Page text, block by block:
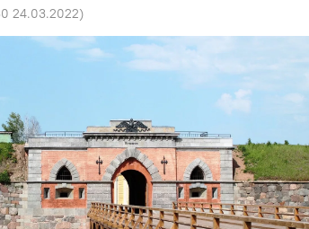
24.03.2022)